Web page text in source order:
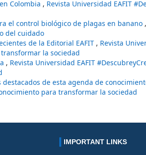
Colombia , Revista Universidad EAFIT
el control biológico de plagas en banano ,
del cuidado
de la Editorial EAFIT , Revista
la sociedad
, Revista Universidad EAFIT
destacados de esta agenda de
para transformar la sociedad
IMPORTANT LINKS